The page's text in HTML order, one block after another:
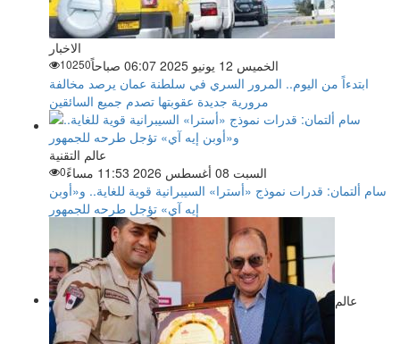
الاخبار
الخميس 12 يونيو 2025 06:07 صباحاً
10250
ابتدءاً من اليوم.. المرور السري في سلطنة عمان يرصد مخالفة
مرورية جديدة عقوبتها تصدم جميع السائقين
عالم التقنية
السبت 08 أغسطس 2026 11:53 مساءً
0
سام ألتمان: قدرات نموذج «أسترا» السيبرانية قوية للغاية.. و«أوبن
إيه آي» تؤجل طرحه للجمهور
عالم